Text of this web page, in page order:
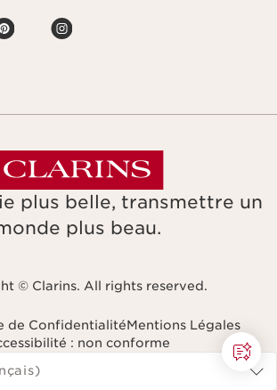
plus belle, transmettre un
plus beau.
© Clarins. All rights reserved.
de ConfidentialitéMentions Légales
: non conforme